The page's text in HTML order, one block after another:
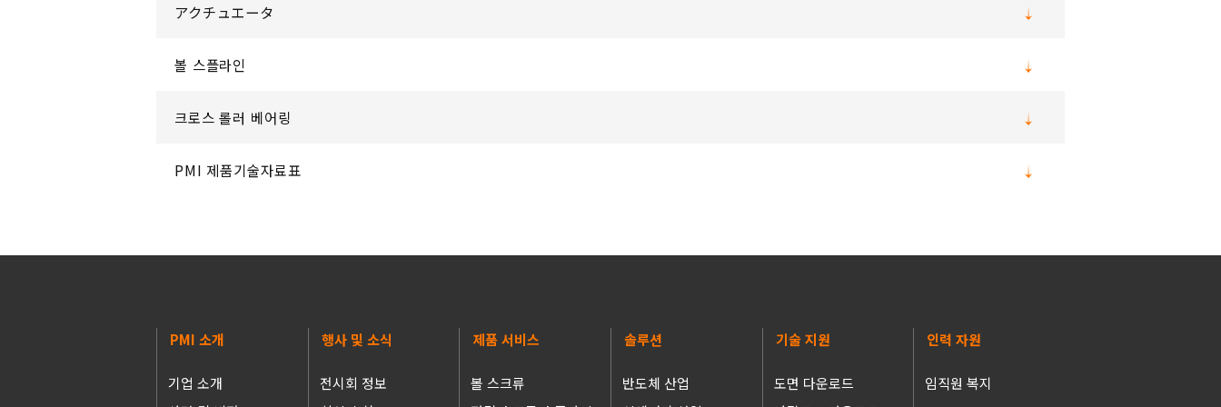
アクチュエータ
볼 스플라인
크로스 롤러 베어링
PMI 제품기술자료표
PMI 소개
기업 소개
행사 및 소식
전시회 정보
제품 서비스
볼 스크류
솔루션
반도체 산업
기술 지원
도면 다운로드
인력 자원
임직원 복지